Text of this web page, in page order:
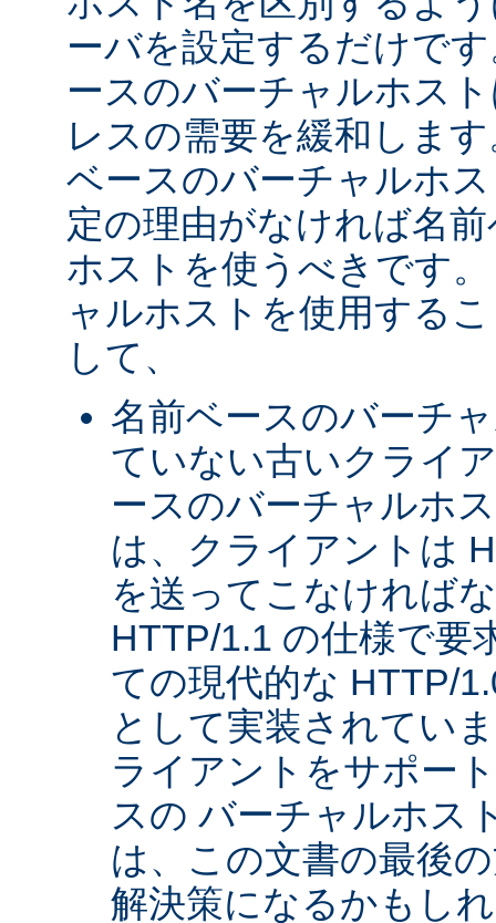
ーバを設定するだけで
ースのバーチャルホス
レスの需要を緩和しま
ベースのバーチャルホ
定の理由がなければ名
ホストを使うべきです
ャルホストを使用する
して、
名前ベースのバーチ
ていない古いクライ
ースのバーチャルホ
は、クライアントは
を送ってこなければ
HTTP/1.1 の仕様で要
ての現代的な HTTP/
として実装されてい
ライアントをサポー
スの バーチャルホス
は、この文書の最後
解決策になるかもし